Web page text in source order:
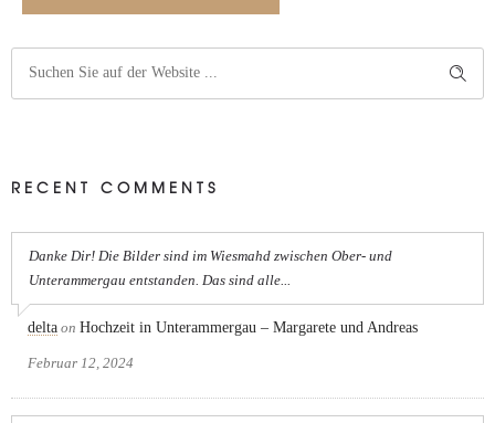
RECENT COMMENTS
Danke Dir! Die Bilder sind im Wiesmahd zwischen Ober- und
Unterammergau entstanden. Das sind alle...
delta on Hochzeit in Unterammergau – Margarete und Andreas
Februar 12, 2024